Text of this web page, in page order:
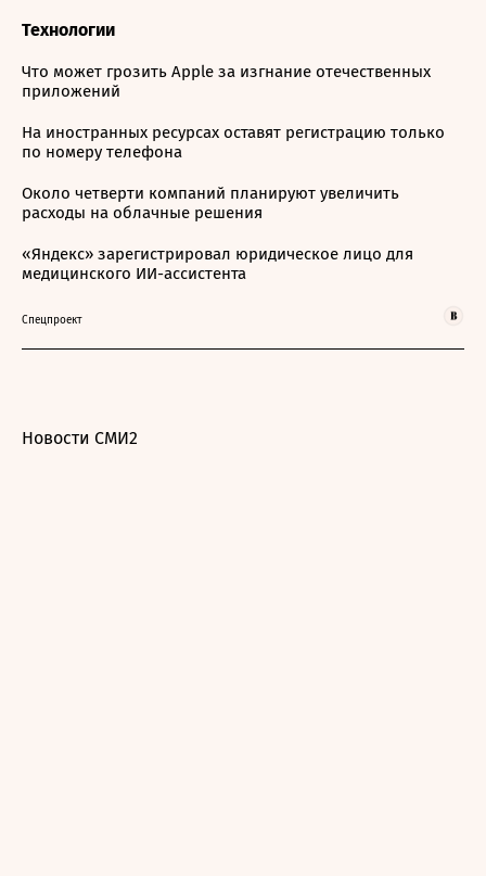
Технологии
Что может грозить Apple за изгнание отечественных
приложений
На иностранных ресурсах оставят регистрацию только
по номеру телефона
Около четверти компаний планируют увеличить
расходы на облачные решения
«Яндекс» зарегистрировал юридическое лицо для
медицинского ИИ-ассистента
Спецпроект
Новости СМИ2